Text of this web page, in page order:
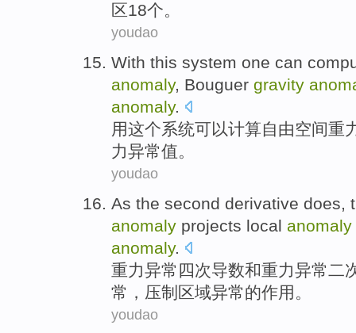
区18个。
youdao
With this system one can
anomaly, Bouguer gravity
anomaly.
用这个系统可以计算自由空间重
力异常值。
youdao
As the second derivative does,
anomaly projects local anomaly
anomaly.
重力异常 四次导数和重力异常二
常， 压制 区域异常的作用。
youdao